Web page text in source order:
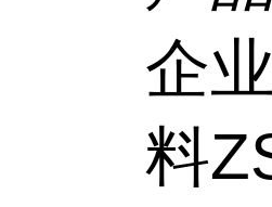
企
料